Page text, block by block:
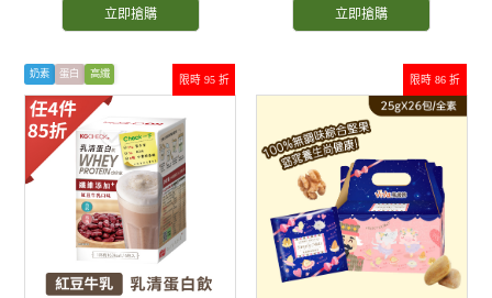
立即搶購 立即搶購
限時 95 折
奶素 蛋白 高纖
限時 86 折